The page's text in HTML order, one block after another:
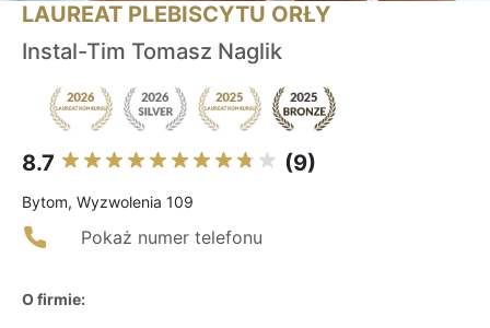
LAUREAT PLEBISCYTU ORŁY
Instal-Tim Tomasz Naglik
8.7 (9)
Bytom, Wyzwolenia 109
Pokaż numer telefonu
O firmie: